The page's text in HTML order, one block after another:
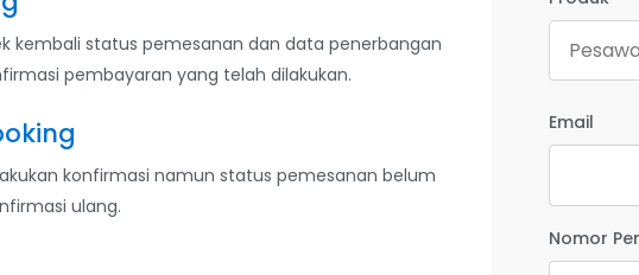
kembali status pemesanan dan data penerbangan
pembayaran yang telah dilakukan.
konfirmasi namun status pemesanan belum
ulang.
Email
Nomor